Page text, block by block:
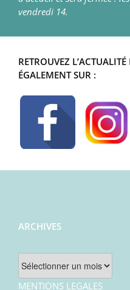
vendredi 14.
RETROUVEZ
ÉGALEMENT SUR :
ARCHIVES
Archives
MENTIONS LEGALES